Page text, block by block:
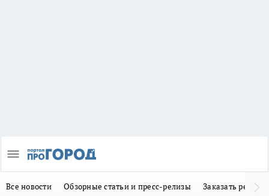
Все новости Обзорные статьи и пресс-релизы Заказать